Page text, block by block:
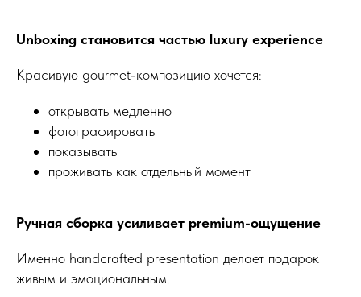
Unboxing становится частью luxury experience
Красивую gourmet-композицию хочется:
открывать медленно
фотографировать
показывать
проживать как отдельный момент
Ручная сборка усиливает premium-ощущение
Именно handcrafted presentation делает подарок
живым и эмоциональным.